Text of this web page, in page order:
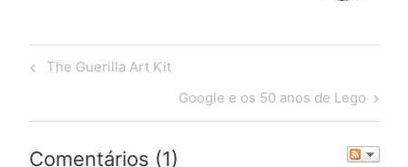
Post
Previous
The Guerilla Art Kit
Next
Post
Google e os 50 anos de Lego
Comentários (1)